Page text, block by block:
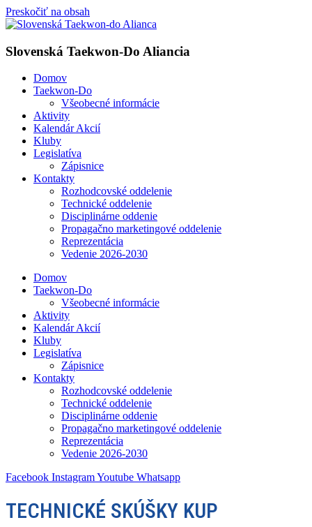
Preskočiť na obsah
Slovenská Taekwon-Do Aliancia
Domov
Taekwon-Do
Všeobecné informácie
Aktivity
Kalendár Akcií
Kluby
Legislatíva
Zápisnice
Kontakty
Rozhodcovské oddelenie
Technické oddelenie
Disciplinárne oddenie
Propagačno marketingové oddelenie
Reprezentácia
Vedenie 2026-2030
Domov
Taekwon-Do
Všeobecné informácie
Aktivity
Kalendár Akcií
Kluby
Legislatíva
Zápisnice
Kontakty
Rozhodcovské oddelenie
Technické oddelenie
Disciplinárne oddenie
Propagačno marketingové oddelenie
Reprezentácia
Vedenie 2026-2030
Facebook InstagramYoutube Whatsapp
TECHNICKÉ SKÚŠKY KUP